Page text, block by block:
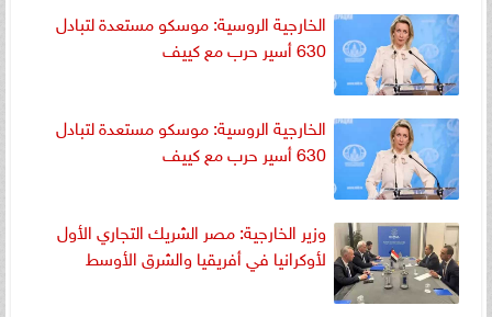
الخارجية الروسية: موسكو مستعدة لتبادل
630 أسير حرب مع كييف
الخارجية الروسية: موسكو مستعدة لتبادل
630 أسير حرب مع كييف
وزير الخارجية: مصر الشريك التجاري الأول
لأوكرانيا في أفريقيا والشرق الأوسط